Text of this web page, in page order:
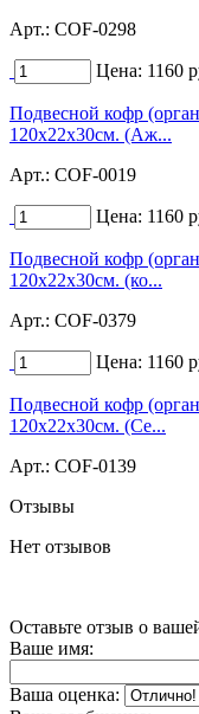
Арт.: COF-0298
Цена: 1160
Подвесной кофр
120х22х30см. (Аж...
Арт.: COF-0019
Цена: 1160
Подвесной кофр
120х22х30см. (ко...
Арт.: COF-0379
Цена: 1160
Подвесной кофр
120х22х30см. (Се...
Арт.: COF-0139
Отзывы
Нет отзывов
Оставьте отзыв о
Ваше имя:
Ваша оценка: